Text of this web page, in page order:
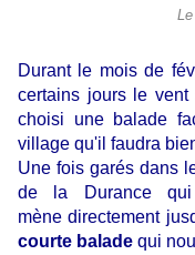
Durant le mois de
certains jours le vent
choisi une balade
village qu'il faudra
Une fois garés dans
de la Durance
mène directement
courte balade qui